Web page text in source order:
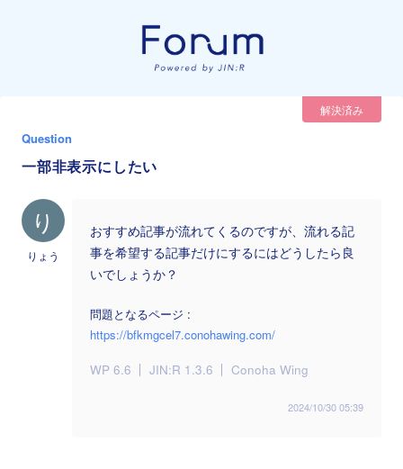
解決済み
Question
一部非表示にしたい
り
りょう
おすすめ記事が流れてくるのですが、流れる記
事を希望する記事だけにするにはどうしたら良
いでしょうか？
問題となるページ :
https://bfkmgcel7.conohawing.com/
WP 6.6 JIN:R 1.3.6 Conoha Wing
2024/10/30 05:39